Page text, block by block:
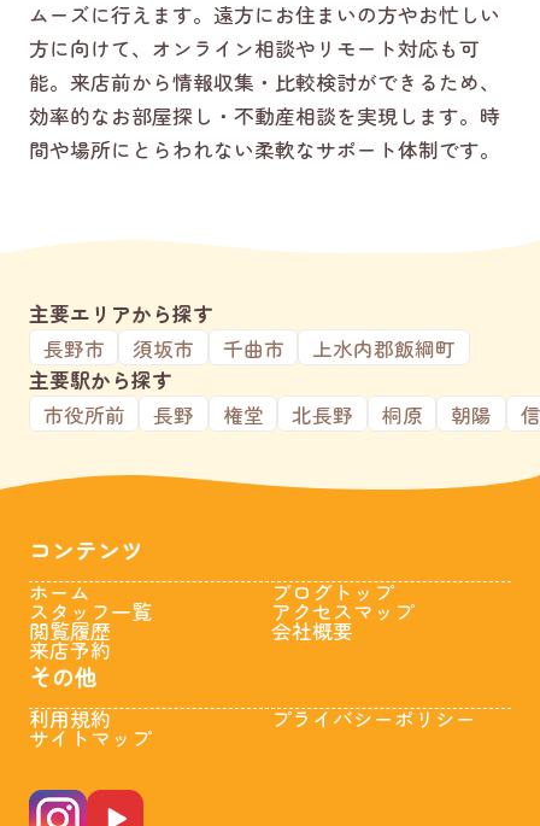
ムーズに行えます。遠方にお住まいの方やお忙しい
方に向けて、オンライン相談やリモート対応も可
能。来店前から情報収集・比較検討ができるため、
効率的なお部屋探し・不動産相談を実現します。時
間や場所にとらわれない柔軟なサポート体制です。
主要エリアから探す
長野市
須坂市 千曲市
上水内郡飯綱町
主要駅から探す
市役所前
長野 権堂 北長野 桐原 朝陽
コンテンツ
ホーム
スタッフ一覧
閲覧履歴
来店予約
ブログトップ
アクセスマップ
会社概要
その他
利用規約
サイトマップ
プライバシーポリシー